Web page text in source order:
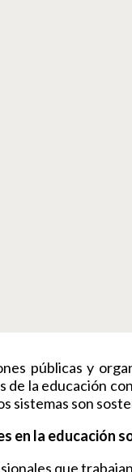
públicas y
de la educación
sistemas son
en la educación
que